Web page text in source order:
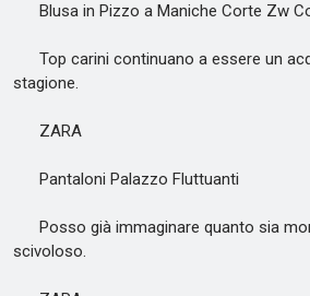
Blusa in Pizzo a Maniche Corte Zw
Top carini continuano a essere un
stagione.
ZARA
Pantaloni Palazzo Fluttuanti
Posso già immaginare quanto sia
scivoloso.